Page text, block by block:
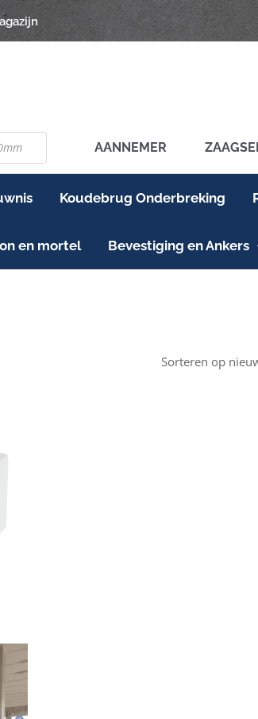
AANNEMER
Koudebrug Onderbreking
en mortel Bevestiging en Ankers